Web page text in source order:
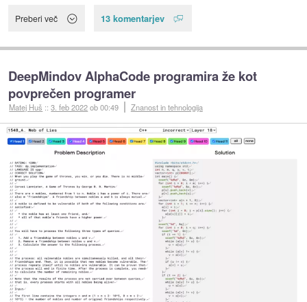
Preberi več 13 komentarjev
DeepMindov AlphaCode programira že kot
povprečen programer
Matej Huš ::3. feb 2022ob 00:49 Znanost in tehnologija